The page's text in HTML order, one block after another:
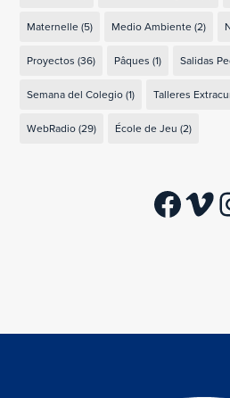
Maternelle(5) Medio Ambiente(2)
Proyectos (36) Pâques (1) Salidas
Semana del Colegio(1) Talleres
WebRadio(29) École de Jeu (2)